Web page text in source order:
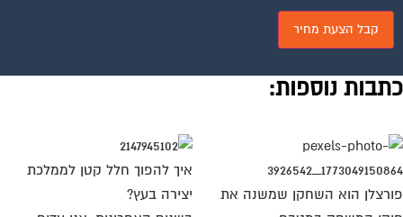
המודרני הוא הרבה יותר
לבישול, הוא מרכז החיים
עוד >>
לאיטלקית – למה זה
שווי יהלומים – איך באמת